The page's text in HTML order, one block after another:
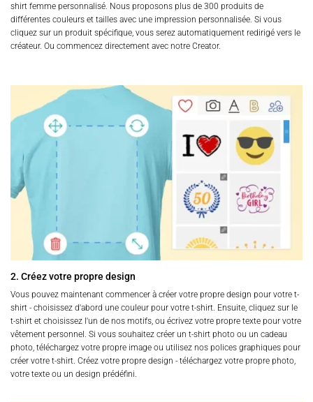
shirt femme personnalisé. Nous proposons plus de 300 produits de
différentes couleurs et tailles avec une impression personnalisée. Si vous
cliquez sur un produit spécifique, vous serez automatiquement redirigé vers le
créateur. Ou commencez directement avec notre Creator.
2. Créez votre propre design
Vous pouvez maintenant commencer à créer votre propre design pour votre t-
shirt - choisissez d'abord une couleur pour votre t-shirt. Ensuite, cliquez sur le
t-shirt et choisissez l'un de nos motifs, ou écrivez votre propre texte pour votre
vêtement personnel. Si vous souhaitez créer un t-shirt photo ou un cadeau
photo, téléchargez votre propre image ou utilisez nos polices graphiques pour
créer votre t-shirt. Créez votre propre design - téléchargez votre propre photo,
votre texte ou un design prédéfini.